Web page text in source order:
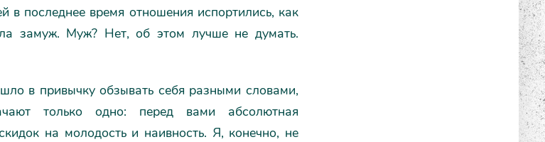
в последнее время отношения испортились, как
замуж. Муж? Нет, об этом лучше не думать.
в привычку обзывать себя разными словами,
только одно: перед вами абсолютная
на молодость и наивность. Я, конечно, не